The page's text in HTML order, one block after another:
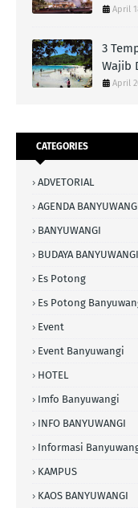
April
3
Wajib
April
CATEGORIES
ADVETORIAL
AGENDA
BANYUWANGI
BUDAYA BANYUWANGI
Es Potong
Es Potong
Event
Event Banyuwangi
HOTEL
Imfo Banyuwangi
INFO BANYUWANGI
Informasi
KAMPUS
KAOS BANYUWANGI